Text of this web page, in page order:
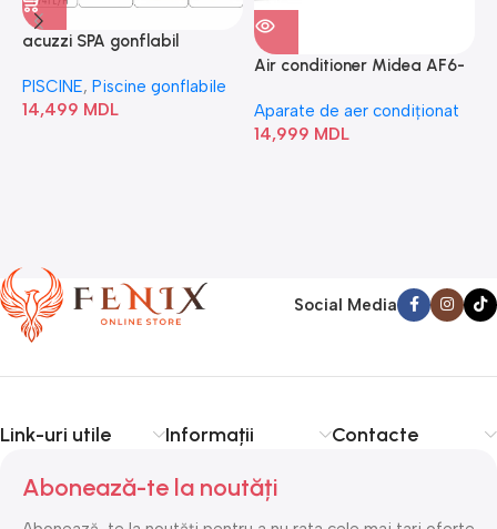
acuzzi SPA gonflabil
Bubble” 28446
PISCINE, Piscine gonflabile
14,499 MDL
Air conditioner Midea AF6-
Aparate de aer condiționat
14,999 MDL
Social Media
Link-uri utile Informații Contacte
Abonează-te la noutăți